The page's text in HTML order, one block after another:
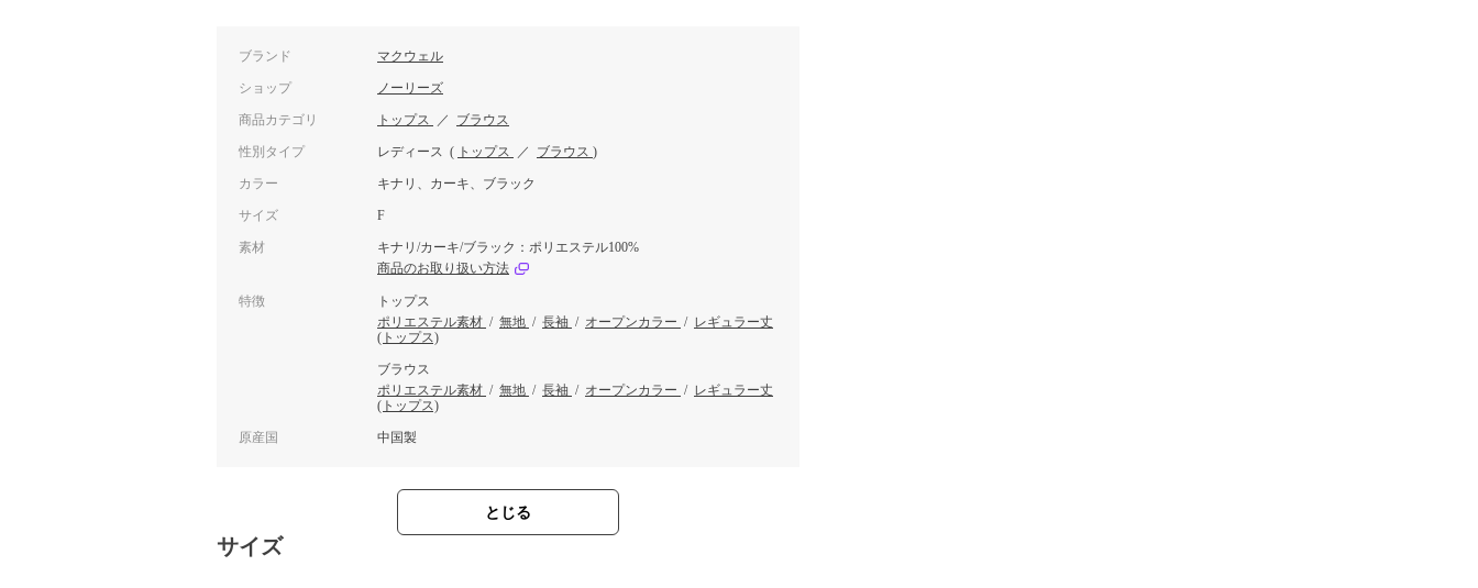
ブランド マクウェル
ショップ ノーリーズ
商品カテゴリ トップス ／ ブラウス
性別タイプ レディース ( トップス ／ ブラウス )
カラー キナリ、カーキ、ブラック
サイズ F
素材
キナリ/カーキ/ブラック：ポリエステル100%
商品のお取り扱い方法
特徴
トップス
ポリエステル素材 / 無地 / 長袖 / オープンカラー / レギュラー丈
(トップス)
ブラウス
ポリエステル素材 / 無地 / 長袖 / オープンカラー / レギュラー丈
(トップス)
原産国 中国製
とじる
サイズ